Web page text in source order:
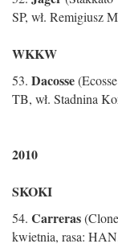
SP, wł. Remigiusz
WKKW
53. Dacosse
TB, wł. Stadnina
2010
SKOKI
54. Carreras
kwietnia, rasa: